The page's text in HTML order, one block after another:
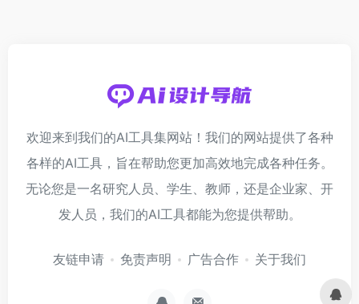
欢迎来到我们的AI工具集网站！我们的网站提供了各种
各样的AI工具，旨在帮助您更加高效地完成各种任务。
无论您是一名研究人员、学生、教师，还是企业家、开
发人员，我们的AI工具都能为您提供帮助。
友链申请 免责声明 广告合作 关于我们